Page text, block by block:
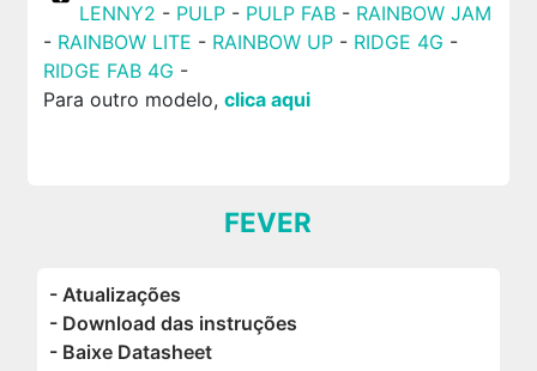
LENNY2 - PULP - PULP FAB- RAINBOW JAM
- RAINBOW LITE - RAINBOW UP- RIDGE 4G -
RIDGE FAB 4G -
Para outro modelo, clica aqui
FEVER
- Atualizações
- Download das instruções
- Baixe Datasheet